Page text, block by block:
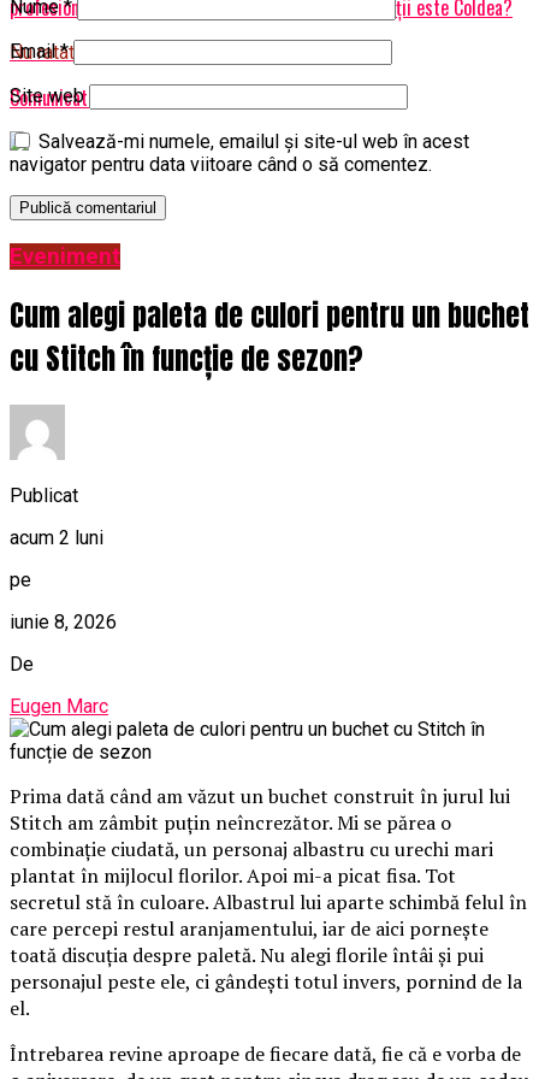
profesional ca lucrător pe informatii/contrainformații este Coldea?
Nu ratati
Comunicat de Presa
Nume*
Email*
Site web
Salvează-mi numele, emailul și site-ul web în acest
navigator pentru data viitoare când o să comentez.
Eveniment
Cum alegi paleta de culori pentru un buchet
cu Stitch în funcție de sezon?
Publicat
acum 2 luni
pe
iunie 8, 2026
De
Eugen Marc
Prima dată când am văzut un buchet construit în jurul lui
Stitch am zâmbit puțin neîncrezător. Mi se părea o
combinație ciudată, un personaj albastru cu urechi mari
plantat în mijlocul florilor. Apoi mi-a picat fisa. Tot
secretul stă în culoare. Albastrul lui aparte schimbă felul în
care percepi restul aranjamentului, iar de aici pornește
toată discuția despre paletă. Nu alegi florile întâi și pui
personajul peste ele, ci gândești totul invers, pornind de la
el.
Întrebarea revine aproape de fiecare dată, fie că e vorba de